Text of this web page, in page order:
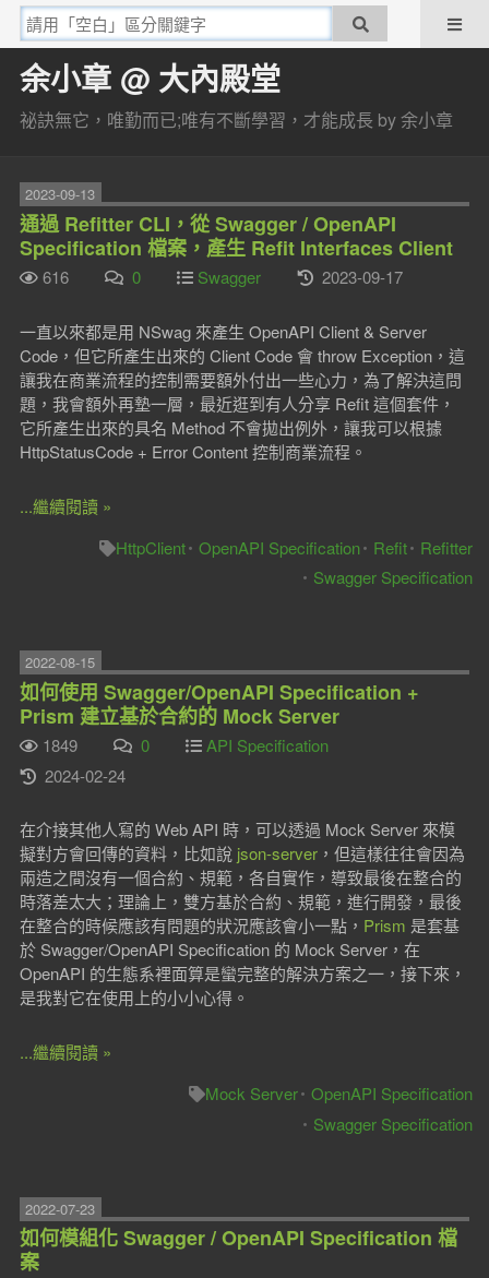
余小章 @ 大內殿堂
祕訣無它，唯勤而已;唯有不斷學習，才能成長 by 余小章
2023-09-13
通過 Refitter CLI，從 Swagger / OpenAPI
Specification 檔案，產生 Refit Interfaces Client
616 0 Swagger 2023-09-17
一直以來都是用 NSwag 來產生 OpenAPI Client & Server
Code，但它所產生出來的 Client Code 會 throw Exception，這
讓我在商業流程的控制需要額外付出一些心力，為了解決這問
題，我會額外再墊一層，最近逛到有人分享 Refit 這個套件，
它所產生出來的具名 Method 不會拋出例外，讓我可以根據
HttpStatusCode + Error Content 控制商業流程。
...繼續閱讀 »
HttpClient OpenAPI Specification Refit
Refitter
Swagger Specification
2022-08-15
如何使用 Swagger/OpenAPI Specification +
Prism 建立基於合約的 Mock Server
1849 0
API Specification
2024-02-24
在介接其他人寫的 Web API 時，可以透過 Mock Server 來模
擬對方會回傳的資料，比如說 json-server，但這樣往往會因為
兩造之間沒有一個合約、規範，各自實作，導致最後在整合的
時落差太大；理論上，雙方基於合約、規範，進行開發，最後
在整合的時候應該有問題的狀況應該會小一點， Prism 是套基
於 Swagger/OpenAPI Specification 的 Mock Server，在
OpenAPI 的生態系裡面算是蠻完整的解決方案之一，接下來，
是我對它在使用上的小小心得。
...繼續閱讀 »
Mock Server OpenAPI Specification
Swagger Specification
2022-07-23
如何模組化 Swagger / OpenAPI Specification 檔
案